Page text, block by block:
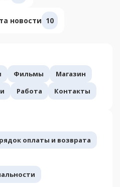
новости 10
Фильмы
Магазин
Работа Контакты
оплаты и возврата